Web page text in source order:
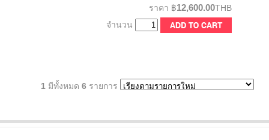
ราคา ฿12,600.00THB
จำนวน
1 มีทั้งหมด 6 รายการ